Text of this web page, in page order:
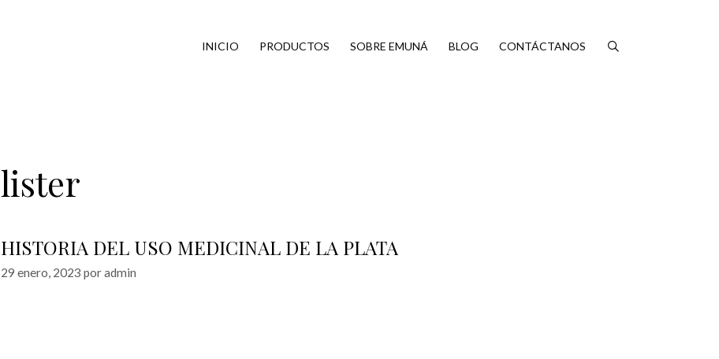
INICIO PRODUCTOS SOBRE EMUNÁ BLOG CONTÁCTANOS
lister
HISTORIA DEL USO MEDICINAL DE LA PLATA
29 enero, 2023 poradmin